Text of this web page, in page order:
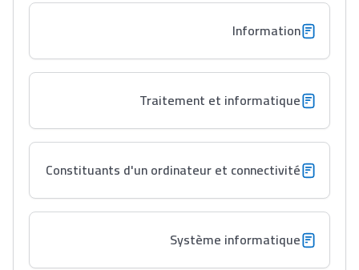
ما يزيد عن 149 مهنة
دليل التوجيه
Information
Traitement et informatique
Constituants d'un ordinateur et connectivité
Système informatique